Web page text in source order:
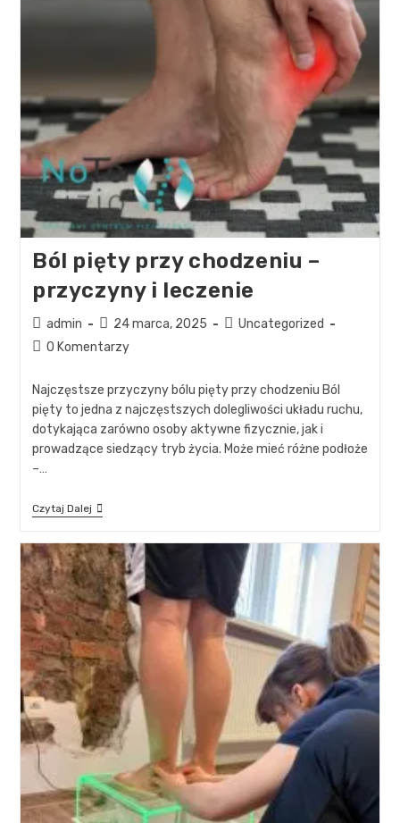
Ból pięty przy chodzeniu –
przyczyny i leczenie
admin 24 marca, 2025
Uncategorized
0 Komentarzy
Najczęstsze przyczyny bólu pięty przy chodzeniu Ból
pięty to jedna z najczęstszych dolegliwości układu ruchu,
dotykająca zarówno osoby aktywne fizycznie, jak i
prowadzące siedzący tryb życia. Może mieć różne podłoże
–…
Czytaj Dalej